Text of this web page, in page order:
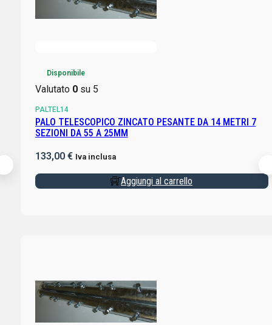
Disponibile
Valutato 0su 5
PALTEL14
PALO TELESCOPICO ZINCATO PESANTE DA 14 METRI 7
SEZIONI DA 55 A 25MM
133,00 € Iva inclusa
Aggiungi al carrello